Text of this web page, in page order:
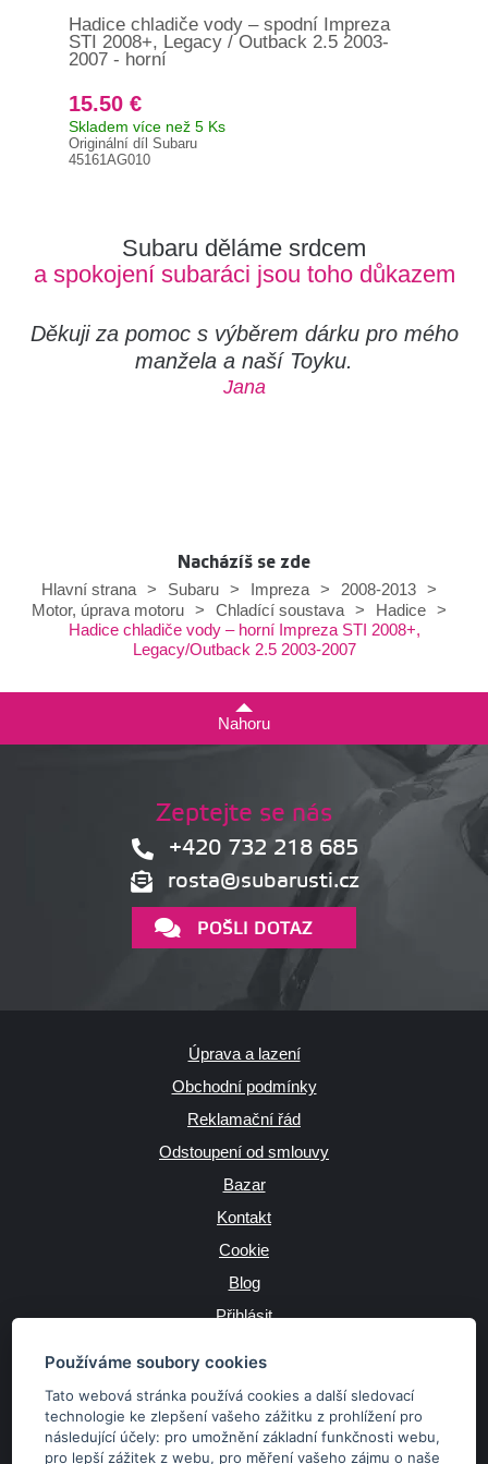
Používáme soubory cookies
Tato webová stránka používá cookies a další sledovací
technologie ke zlepšení vašeho zážitku z prohlížení pro
následující účely: pro umožnění základní funkčnosti webu,
pro lepší zážitek z webu, pro měření vašeho zájmu o naše
Hadice chladiče vody – spodní Impreza
STI 2008+, Legacy / Outback 2.5 2003-
2007 - horní
15.50 €
Skladem více než 5 Ks
Originální díl Subaru
45161AG010
Subaru děláme srdcem
a spokojení subaráci jsou toho důkazem
Děkuji za pomoc s výběrem dárku pro mého
manžela a naší Toyku.
Jana
Nacházíš se zde
Hlavní strana
> Subaru > Impreza > 2008-2013
>
Motor, úprava motoru
> Chladící soustava > Hadice
>
Hadice chladiče vody – horní Impreza STI 2008+,
Legacy/Outback 2.5 2003-2007
Nahoru
Zeptejte se nás
+420 732 218 685
rosta@subarusti.cz
POŠLI DOTAZ
Úprava a lazení
Obchodní podmínky
Reklamační řád
Odstoupení od smlouvy
Bazar
Kontakt
Cookie
Blog
Přihlásit
JAZYK